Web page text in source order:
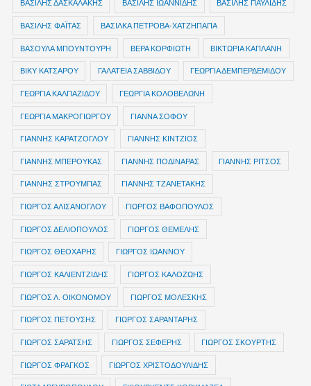
ΒΑΣΙΛΗΣ ΔΑΣΚΑΛΑΚΗΣ ΒΑΣΙΛΗΣ ΙΩΑΝΝΙΔΗΣ ΒΑΣΙΛΗΣ ΠΑΥΛΙΔΗΣ
ΒΑΣΙΛΗΣ ΦΑΪΤΑΣ ΒΑΣΙΛΚΑ ΠΕΤΡΟΒΑ-ΧΑΤΖΗΠΑΠΑ
ΒΑΣΟΥΛΑ ΜΠΟΥΝΤΟΥΡΗ ΒΕΡΑ ΚΟΡΦΙΩΤΗ ΒΙΚΤΩΡΙΑ ΚΑΠΛΑΝΗ
ΒΙΚΥ ΚΑΤΣΑΡΟΥ ΓΑΛΑΤΕΙΑ ΣΑΒΒΙΔΟΥ ΓΕΩΡΓΙΑ ΔΕΜΠΕΡΔΕΜΙΔΟΥ
ΓΕΩΡΓΙΑ ΚΑΛΠΑΖΙΔΟΥ ΓΕΩΡΓΙΑ ΚΟΛΟΒΕΛΩΝΗ
ΓΕΩΡΓΙΑ ΜΑΚΡΟΓΙΩΡΓΟΥ ΓΙΑΝΝΑ ΣΟΦΟΥ
ΓΙΑΝΝΗΣ ΚΑΡΑΤΖΟΓΛΟΥ ΓΙΑΝΝΗΣ ΚΙΝΤΖΙΟΣ
ΓΙΑΝΝΗΣ ΜΠΕΡΟΥΚΑΣ ΓΙΑΝΝΗΣ ΠΟΔΙΝΑΡΑΣ ΓΙΑΝΝΗΣ ΡΙΤΣΟΣ
ΓΙΑΝΝΗΣ ΣΤΡΟΥΜΠΑΣ ΓΙΑΝΝΗΣ ΤΖΑΝΕΤΑΚΗΣ
ΓΙΩΡΓΟΣ ΑΛΙΣΑΝΟΓΛΟΥ ΓΙΩΡΓΟΣ ΒΑΦΟΠΟΥΛΟΣ
ΓΙΩΡΓΟΣ ΔΕΛΙΟΠΟΥΛΟΣ ΓΙΩΡΓΟΣ ΘΕΜΕΛΗΣ
ΓΙΩΡΓΟΣ ΘΕΟΧΑΡΗΣ ΓΙΩΡΓΟΣ ΙΩΑΝΝΟΥ
ΓΙΩΡΓΟΣ ΚΑΛΙΕΝΤΖΙΔΗΣ ΓΙΩΡΓΟΣ ΚΑΛΟΖΩΗΣ
ΓΙΩΡΓΟΣ Λ. ΟΙΚΟΝΟΜΟΥ ΓΙΩΡΓΟΣ ΜΟΛΕΣΚΗΣ
ΓΙΩΡΓΟΣ ΠΕΤΟΥΣΗΣ ΓΙΩΡΓΟΣ ΣΑΡΑΝΤΑΡΗΣ
ΓΙΩΡΓΟΣ ΣΑΡΑΤΣΗΣ ΓΙΩΡΓΟΣ ΣΕΦΕΡΗΣ ΓΙΩΡΓΟΣ ΣΚΟΥΡΤΗΣ
ΓΙΩΡΓΟΣ ΦΡΑΓΚΟΣ ΓΙΩΡΓΟΣ ΧΡΙΣΤΟΔΟΥΛΙΔΗΣ